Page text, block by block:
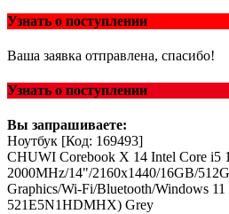
Узнать о поступлении
Ваша заявка отправлена, спасибо!
Узнать о поступлении
Вы запрашиваете:
Ноутбук [Код: 169493]
CHUWI Corebook X 14 Intel Core i5
2000MHz/14"/2160x1440/16GB/
Graphics/Wi-Fi/Bluetooth/Windows
521E5N1HDMHX) Grey